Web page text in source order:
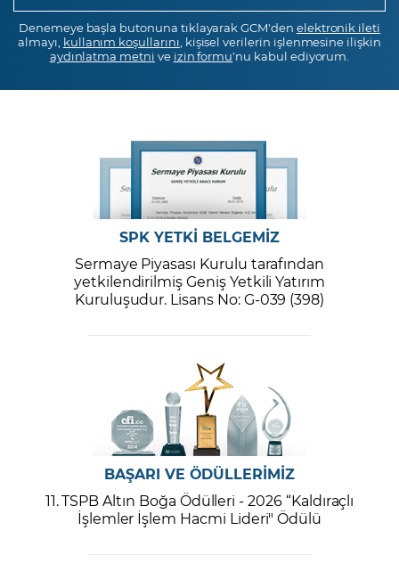
Denemeye başla butonuna tıklayarak GCM'den elektronik ileti
almayı, kullanım koşullarını , kişisel verilerin işlenmesine ilişkin
aydınlatma metni ve izin formu'nu kabul ediyorum.
SPK YETKİ BELGEMİZ
Sermaye Piyasası Kurulu tarafından
yetkilendirilmiş Geniş Yetkili Yatırım
Kuruluşudur. Lisans No: G-039 (398)
BAŞARI VE ÖDÜLLERİMİZ
11. TSPB Altın Boğa Ödülleri - 2026 “Kaldıraçlı
İşlemler İşlem Hacmi Lideri" Ödülü